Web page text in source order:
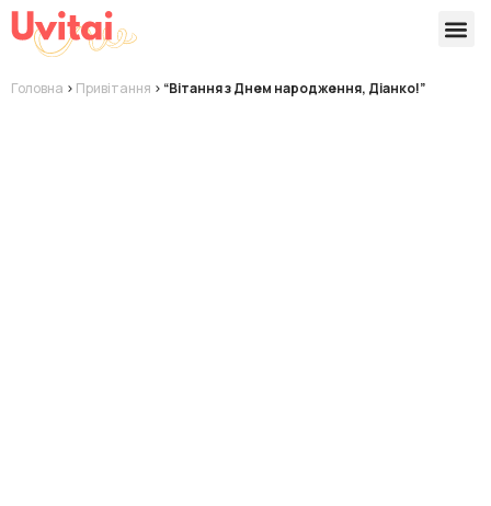
Головна > Привітання > “Вітання з Днем народження, Діанко!”